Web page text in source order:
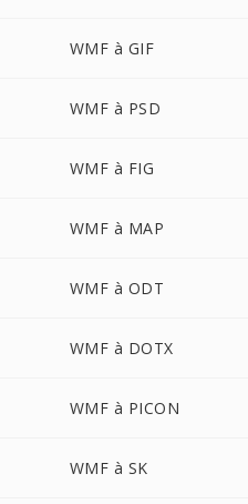
WMF à GIF
WMF à PSD
WMF à FIG
WMF à MAP
WMF à ODT
WMF à DOTX
WMF à PICON
WMF à SK